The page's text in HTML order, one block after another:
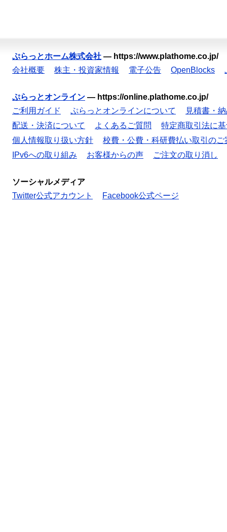
ぷらっとホーム株式会社 — https://www.plathome.co.jp/
会社概要
株主・投資家情報 電子公告 OpenBlocks
ぷらっとオンライン — https://online.plathome.co.jp/
ご利用ガイド
ぷらっとオンラインについて
見積書・
配送・決済について
よくあるご質問
特定商取引法に
個人情報取り扱い方針
校費・公費・科研費払い取引のご
IPv6への取り組み
お客様からの声 ご注文の取り消し
ソーシャルメディア
Twitter公式アカウント
Facebook公式ページ